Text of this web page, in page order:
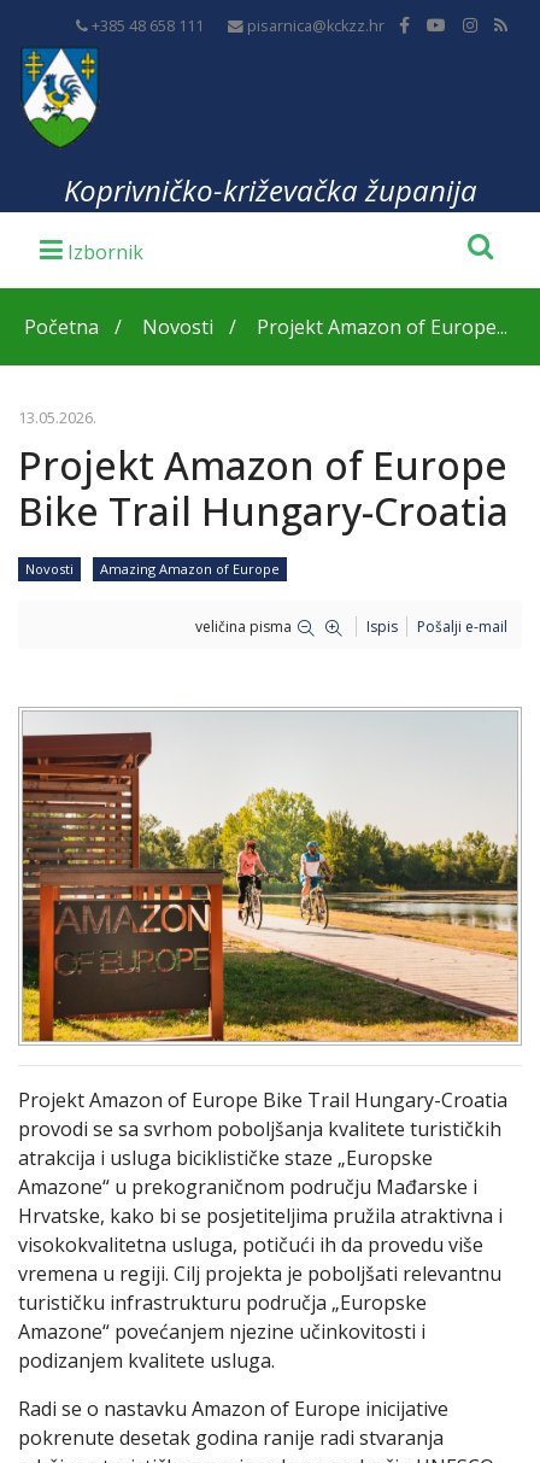
+385 48 658 111 pisarnica@kckzz.hr
Koprivničko-križevačka županija
Početna Novosti Projekt Amazon of Europe...
13.05.2026.
Projekt Amazon of Europe
Bike Trail Hungary-Croatia
Novosti Amazing Amazon of Europe
veličina pisma Ispis Pošalji e-mail
Projekt Amazon of Europe Bike Trail Hungary-Croatia
provodi se sa svrhom poboljšanja kvalitete turističkih
atrakcija i usluga biciklističke staze „Europske
Amazone“ u prekograničnom području Mađarske i
Hrvatske, kako bi se posjetiteljima pružila atraktivna i
visokokvalitetna usluga, potičući ih da provedu više
vremena u regiji. Cilj projekta je poboljšati relevantnu
turističku infrastrukturu područja „Europske
Amazone“ povećanjem njezine učinkovitosti i
podizanjem kvalitete usluga.
Radi se o nastavku Amazon of Europe inicijative
pokrenute desetak godina ranije radi stvaranja